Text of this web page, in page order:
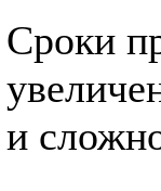
Сроки
и